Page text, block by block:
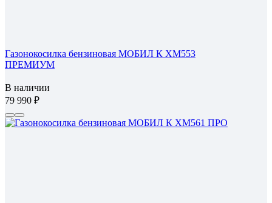
Газонокосилка бензиновая МОБИЛ К XM553
ПРЕМИУМ
В наличии
79 990